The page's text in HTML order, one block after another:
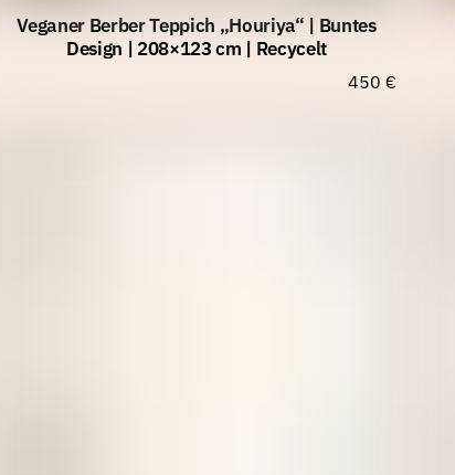
Veganer Berber Teppich „Houriya“ | Buntes
Design | 208×123 cm | Recycelt
450 €